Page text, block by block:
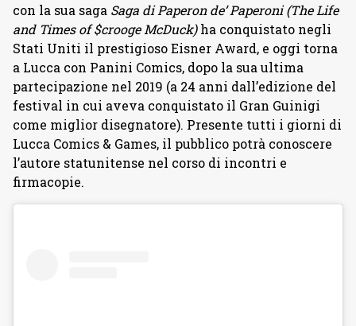
con la sua saga Saga di Paperon de’ Paperoni (The Life
and Times of $crooge McDuck)ha conquistato negli
Stati Uniti il prestigioso Eisner Award, e oggi torna
a Lucca con Panini Comics, dopo la sua ultima
partecipazione nel 2019 (a 24 anni dall’edizione del
festival in cui aveva conquistato il Gran Guinigi
come miglior disegnatore). Presente tutti i giorni di
Lucca Comics & Games, il pubblico potrà conoscere
l’autore statunitense nel corso di incontri e
firmacopie.